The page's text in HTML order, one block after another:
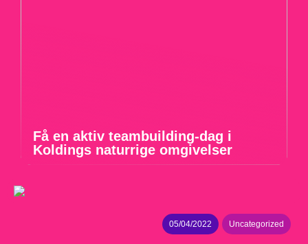
Få en aktiv teambuilding-dag i
Koldings naturrige omgivelser
05/04/2022 Uncategorized